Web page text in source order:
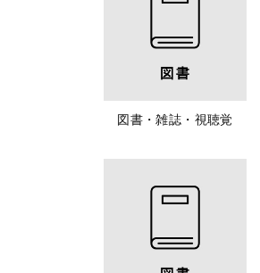
図書・雑誌・視聴覚